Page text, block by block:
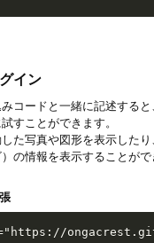
イン
コードと一緒に記述する
すことができます。
た写真や図形を表示した
の情報を表示することがで